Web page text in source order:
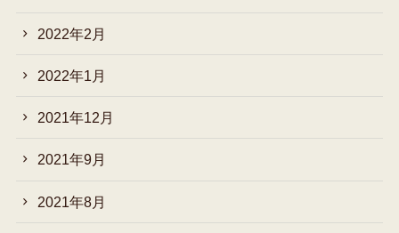
2022年2月
2022年1月
2021年12月
2021年9月
2021年8月